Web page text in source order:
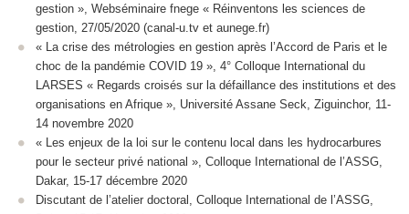
gestion », Webséminaire fnege « Réinventons les sciences de
gestion, 27/05/2020 (canal-u.tv et aunege.fr)
« La crise des métrologies en gestion après l’Accord de Paris et le
choc de la pandémie COVID 19 », 4° Colloque International du
LARSES « Regards croisés sur la défaillance des institutions et des
organisations en Afrique », Université Assane Seck, Ziguinchor, 11-
14 novembre 2020
« Les enjeux de la loi sur le contenu local dans les hydrocarbures
pour le secteur privé national », Colloque International de l’ASSG,
Dakar, 15-17 décembre 2020
Discutant de l’atelier doctoral, Colloque International de l’ASSG,